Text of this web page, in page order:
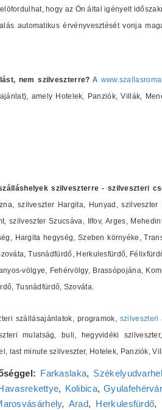
hogy az Ön által igényelt
automatikus érvényvesztését vonja
nem szilveszterre? A
amely Hotelek, Panziók, Villák,
szilveszterre - szilveszteri
szilveszter Hargita, Hunyad,
szilveszter Szucsáva, Ilfov, Arges,
Hargita hegység, Szeben környéke,
Tusnádfürdő, Herkulesfürdő,
völgye, Fehérvölgy, Brassópojána,
Tusnádfürdő, Szováta.
szállásajánlatok, programok, szilveszteri
mulatság, buli, hegyvidéki
last minute szilveszter, Hotelek, Panziók,
Farkaslaka,
, Kolibica,Gyulafehérvár
, Arad, Herkulesfürdő,